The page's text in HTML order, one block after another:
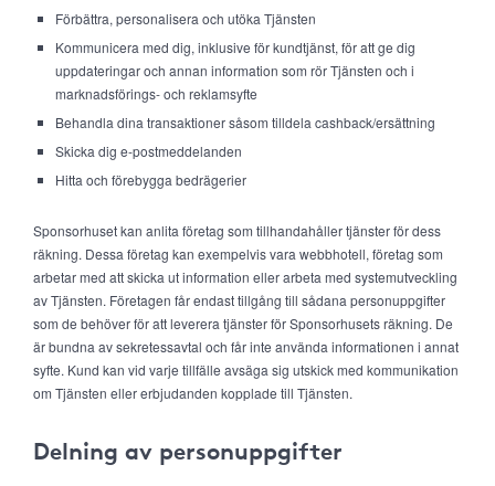
Förbättra, personalisera och utöka Tjänsten
Kommunicera med dig, inklusive för kundtjänst, för att ge dig
uppdateringar och annan information som rör Tjänsten och i
marknadsförings- och reklamsyfte
Behandla dina transaktioner såsom tilldela cashback/ersättning
Skicka dig e-postmeddelanden
Hitta och förebygga bedrägerier
Sponsorhuset kan anlita företag som tillhandahåller tjänster för dess
räkning. Dessa företag kan exempelvis vara webbhotell, företag som
arbetar med att skicka ut information eller arbeta med systemutveckling
av Tjänsten. Företagen får endast tillgång till sådana personuppgifter
som de behöver för att leverera tjänster för Sponsorhusets räkning. De
är bundna av sekretessavtal och får inte använda informationen i annat
syfte. Kund kan vid varje tillfälle avsäga sig utskick med kommunikation
om Tjänsten eller erbjudanden kopplade till Tjänsten.
Delning av personuppgifter